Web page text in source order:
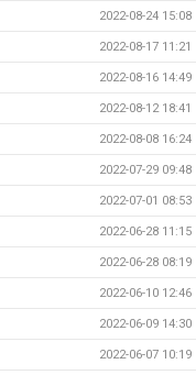
2022-08-24 15:08
2022-08-17 11:21
2022-08-16 14:49
2022-08-12 18:41
2022-08-08 16:24
2022-07-29 09:48
2022-07-01 08:53
2022-06-28 11:15
2022-06-28 08:19
2022-06-10 12:46
2022-06-09 14:30
2022-06-07 10:19